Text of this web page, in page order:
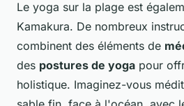
Le yoga sur la plage est
Kamakura. De nombreux
combinent des éléments de
des postures de yoga pour
holistique. Imaginez-vous